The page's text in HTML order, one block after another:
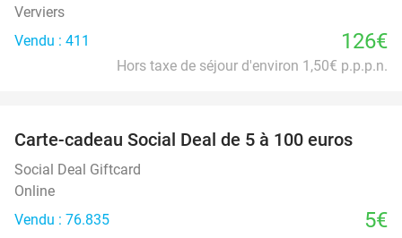
Verviers
Vendu : 411
126€
Hors taxe de séjour d'environ 1,50€ p.p.p.n.
Carte-cadeau Social Deal de 5 à 100 euros
Social Deal Giftcard
Online
Vendu : 76.835
5€